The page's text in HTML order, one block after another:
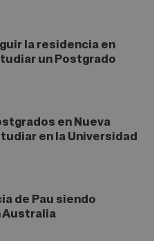
la residencia en
un Postgrado
en Nueva
en la Universidad
de Pau siendo
Australia